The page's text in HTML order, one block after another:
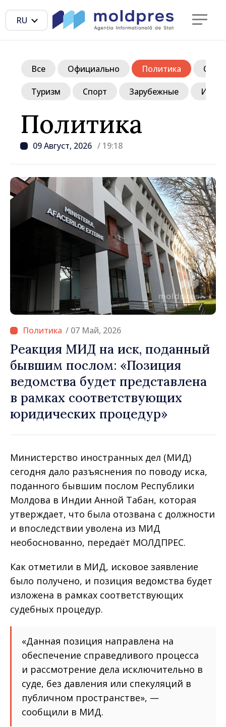
RU
Политика
09 Август, 2026 / 19:18
Все Официально Политика
Туризм Спорт Зарубежные
/ 07 Май, 2026
Реакция МИД на иск, поданный
бывшим послом: «Позиция
ведомства будет представлена
в рамках соответствующих
юридических процедур»
Министерство иностранных дел (МИД)
сегодня дало разъяснения по поводу иска,
поданного бывшим послом Республики
Молдова в Индии Анной Табан, которая
утверждает, что была отозвана с должности
и впоследствии уволена из МИД
необоснованно, передаёт МОЛДПРЕС.
Как отметили в МИД, исковое заявление
было получено, и позиция ведомства будет
изложена в рамках соответствующих
судебных процедур.
«Данная позиция направлена на
обеспечение справедливого процесса
и рассмотрение дела исключительно в
суде, без давления или спекуляций в
публичном пространстве», —
сообщили в МИД.